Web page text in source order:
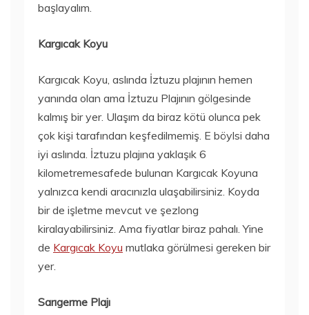
başlayalım.
Kargıcak Koyu
Kargıcak Koyu, aslında İztuzu plajının hemen
yanında olan ama İztuzu Plajının gölgesinde
kalmış bir yer. Ulaşım da biraz kötü olunca pek
çok kişi tarafından keşfedilmemiş. E böylsi daha
iyi aslında. İztuzu plajına yaklaşık 6
kilometremesafede bulunan Kargıcak Koyuna
yalnızca kendi aracınızla ulaşabilirsiniz. Koyda
bir de işletme mevcut ve şezlong
kiralayabilirsiniz. Ama fiyatlar biraz pahalı. Yine
de Kargıcak Koyu mutlaka görülmesi gereken bir
yer.
Sarıgerme Plajı